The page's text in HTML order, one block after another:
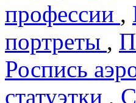
профеcсии ,
портреты ,
Роспись
статуэтки ,